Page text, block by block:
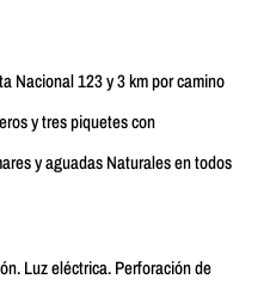
Nacional 123 y 3 km por camino
y tres piquetes con
y aguadas Naturales en todos
Luz eléctrica. Perforación de